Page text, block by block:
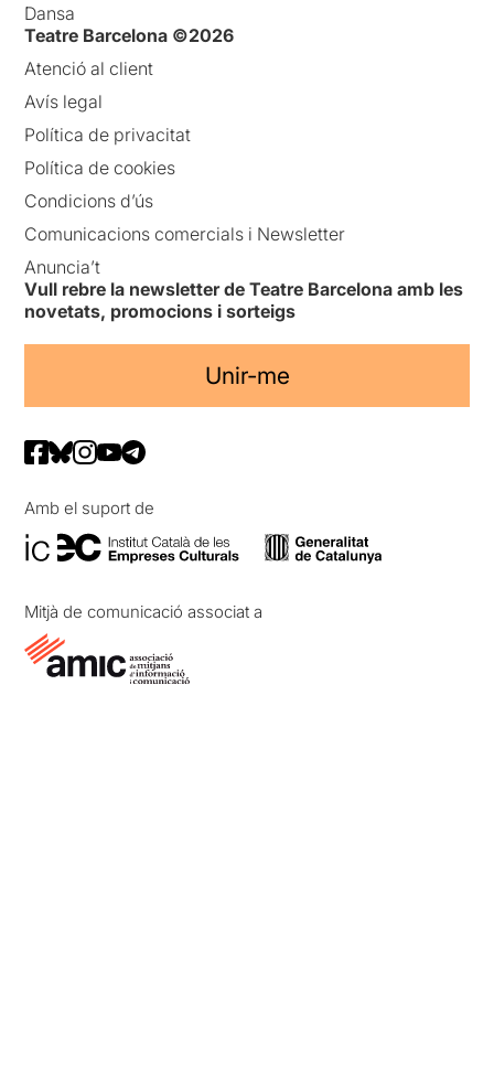
Dansa
Teatre Barcelona ©2026
Atenció al client
Avís legal
Política de privacitat
Política de cookies
Condicions d’ús
Comunicacions comercials i Newsletter
Anuncia’t
Vull rebre la newsletter de Teatre Barcelona amb les
novetats, promocions i sorteigs
Unir-me
Amb el suport de
Mitjà de comunicació associat a